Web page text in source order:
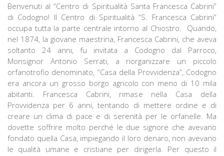
Benvenuti al “Centro di Spiritualità Santa Francesca Cabrini”
di Codogno! Il Centro di Spiritualità “S. Francesca Cabrini”
occupa tutta la parte centrale intorno al Chiostro. Quando,
nel 1874, la giovane maestrina, Francesca Cabrini, che aveva
soltanto 24 anni, fu invitata a Codogno dal Parroco,
Monsignor Antonio Serrati, a riorganizzare un piccolo
orfanotrofio denominato, “Casa della Provvidenza”, Codogno
era ancora un grosso borgo agricolo con meno di 10 mila
abitanti. Francesca Cabrini, rimase nella Casa della
Provvidenza per 6 anni, tentando di mettere ordine e di
creare un clima di pace e di serenità per le orfanelle. Ma
dovette soffrire molto perché le due signore che avevano
fondato quella Casa, impiegando il loro denaro, non avevano
le qualità umane e cristiane per dirigerla. Per questo il